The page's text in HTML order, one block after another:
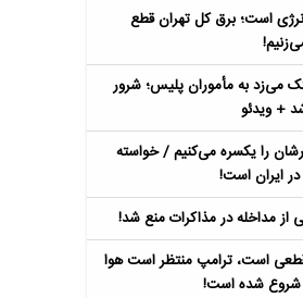
است؛ برق کل تهران قطع
می‌زد به مأموران پلیس؛ شرور
+ ویدئو
را یکسره می‌کنیم / خواسته
ایران است!
از مداخله در مذاکرات منع شد!
قطعی است، ترامپ منتظر است هوا
شروع شده است!